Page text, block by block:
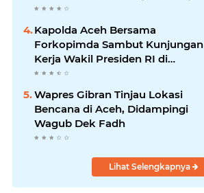
Kapolda Aceh Bersama
Forkopimda Sambut Kunjungan
Kerja Wakil Presiden RI di
Kabupaten Bireuen
Wapres Gibran Tinjau Lokasi
Bencana di Aceh, Didampingi
Wagub Dek Fadh
Lihat Selengkapnya